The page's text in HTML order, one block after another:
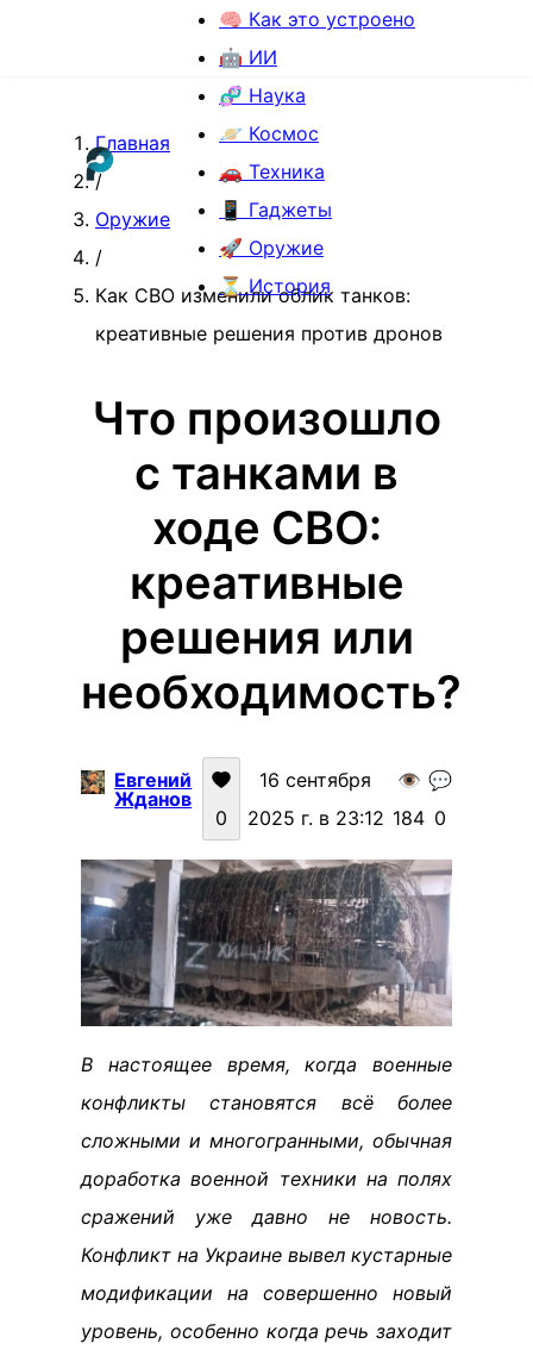
🧠 Как это устроено
🤖 ИИ
🧬 Наука
🪐 Космос
🚗 Техника
📱 Гаджеты
🚀 Оружие
⏳ История
Главная
/
Оружие
/
Как СВО изменили облик танков:
креативные решения против дронов
Что произошло
с танками в
ходе СВО:
креативные
решения или
необходимость?
Евгений
Жданов
0
16 сентября
2025 г. в 23:12
👁️
184
💬
0
В настоящее время, когда военные
конфликты становятся всё более
сложными и многогранными, обычная
доработка военной техники на полях
сражений уже давно не новость.
Конфликт на Украине вывел кустарные
модификации на совершенно новый
уровень, особенно когда речь заходит